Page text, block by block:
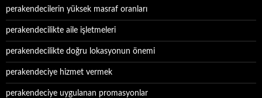
perakendecilerin yüksek masraf oranları
perakendecilikte aile işletmeleri
perakendecilikte doğru lokasyonun önemi
perakendeciye hizmet vermek
perakendeciye uygulanan promasyonlar